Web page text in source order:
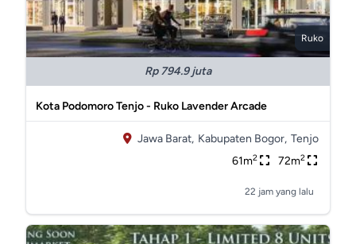
Ruko
Rp 794.9 juta
Kota Podomoro Tenjo - Ruko Lavender Arcade
Jawa Barat, Kabupaten Bogor, Tenjo
61m2 72m2
22 jam yang lalu